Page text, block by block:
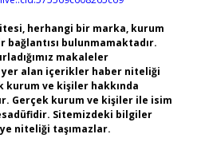
herhangi bir marka, kurum
bağlantısı bulunmamaktadır.
makaleler
yer alan içerikler haber niteliği
kurum ve kişiler hakkında
Gerçek kurum ve kişiler ile isim
Sitemizdeki bilgiler
niteliği taşımazlar.